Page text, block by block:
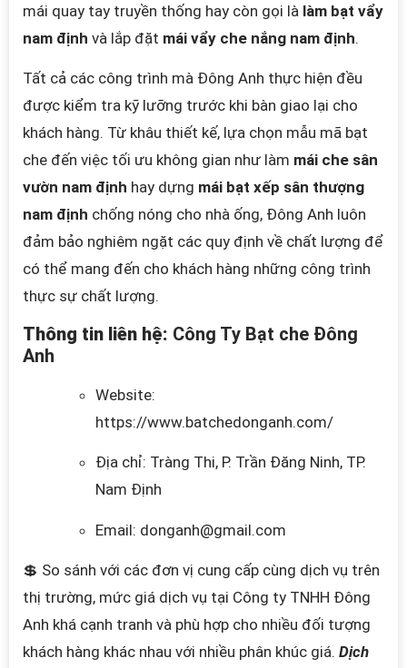
mái quay tay truyền thống hay còn gọi là làm bạt vẩy
nam định và lắp đặt mái vẩy che nắng nam định.
Tất cả các công trình mà Đông Anh thực hiện đều
được kiểm tra kỹ lưỡng trước khi bàn giao lại cho
khách hàng. Từ khâu thiết kế, lựa chọn mẫu mã bạt
che đến việc tối ưu không gian như làm mái che sân
vườn nam định hay dựng mái bạt xếp sân thượng
nam định chống nóng cho nhà ống, Đông Anh luôn
đảm bảo nghiêm ngặt các quy định về chất lượng để
có thể mang đến cho khách hàng những công trình
thực sự chất lượng.
Thông tin liên hệ: Công Ty Bạt che Đông
Anh
Website:
https://www.batchedonganh.com/
Địa chỉ: Tràng Thi, P. Trần Đăng Ninh, TP.
Nam Định
Email: donganh@gmail.com
💲 So sánh với các đơn vị cung cấp cùng dịch vụ trên
thị trường, mức giá dịch vụ tại Công ty TNHH Đông
Anh khá cạnh tranh và phù hợp cho nhiều đối tượng
khách hàng khác nhau với nhiều phân khúc giá. Dịch